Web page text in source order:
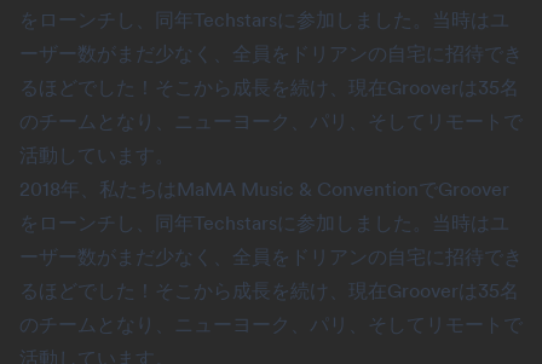
をローンチし、同年Techstarsに参加しました。当時はユ
ーザー数がまだ少なく、全員をドリアンの自宅に招待でき
るほどでした！そこから成長を続け、現在Grooverは35名
のチームとなり、ニューヨーク、パリ、そしてリモートで
活動しています。
2018年、私たちはMaMA Music & ConventionでGroover
をローンチし、同年Techstarsに参加しました。当時はユ
ーザー数がまだ少なく、全員をドリアンの自宅に招待でき
るほどでした！そこから成長を続け、現在Grooverは35名
のチームとなり、ニューヨーク、パリ、そしてリモートで
活動しています。